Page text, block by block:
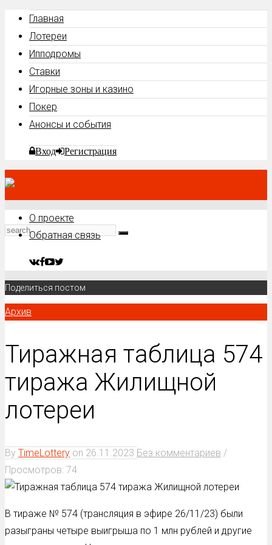
Главная
Лотереи
Ипподромы
Ставки
Игорные зоны и казино
Покер
Анонсы и события
Вход Регистрация
О проекте
Обратная связь
Поделиться постом
Архив
Тиражная таблица 574
тиража Жилищной
лотереи
By TimeLottery on 26.11.2023 Без комментариев /
Просмотров: 74
В тираже № 574 (трансляция в эфире 26/11/23) были
разыграны четыре выигрыша по 1 млн рублей и другие